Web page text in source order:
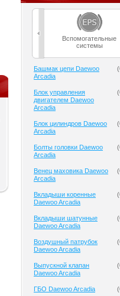
Вспомогательные
системы
Башмак цепи Daewoo
Arcadia
(
Блок управления
двигателем Daewoo
Arcadia
(
Блок цилиндров Daewoo
Arcadia
(
Болты головки Daewoo
Arcadia
(
Венец маховика Daewoo
Arcadia
(
Вкладыши коренные
Daewoo Arcadia
(
Вкладыши шатунные
Daewoo Arcadia
(
Воздушный патрубок
Daewoo Arcadia
(
Выпускной клапан
Daewoo Arcadia
(
ГБО Daewoo Arcadia (